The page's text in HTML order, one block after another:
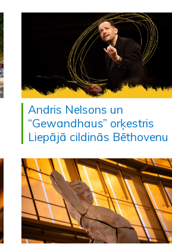
Andris Nelsons un
“Gewandhaus” orķestris
Liepājā cildinās Bēthovenu